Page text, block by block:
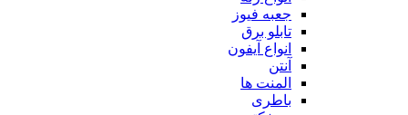
جعبه فیوز
تابلو برق
انواع آیفون
آنتن
المنت ها
باطری